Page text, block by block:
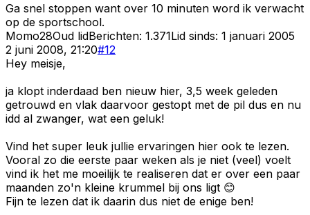
Ga snel stoppen want over 10 minuten word ik verwacht
op de sportschool.
Momo28Oud lidBerichten: 1.371Lid sinds: 1 januari 2005
2 juni 2008, 21:20#12
Hey meisje,
ja klopt inderdaad ben nieuw hier, 3,5 week geleden
getrouwd en vlak daarvoor gestopt met de pil dus en nu
idd al zwanger, wat een geluk!
Vind het super leuk jullie ervaringen hier ook te lezen.
Vooral zo die eerste paar weken als je niet (veel) voelt
vind ik het me moeilijk te realiseren dat er over een paar
maanden zo'n kleine krummel bij ons ligt 😊
Fijn te lezen dat ik daarin dus niet de enige ben!